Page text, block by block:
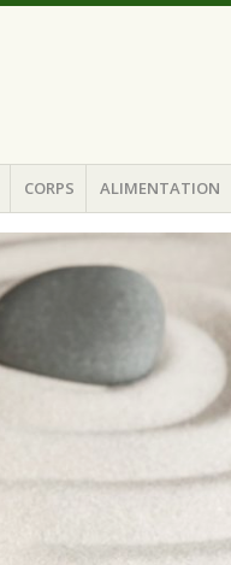
CORPS ALIMENTATION